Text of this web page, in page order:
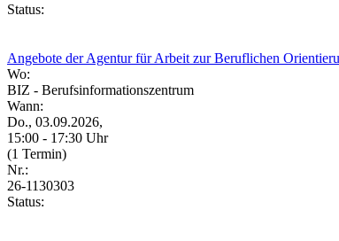
Status:
Angebote der Agentur für Arbeit zur Beruflichen
Wo:
BIZ - Berufsinformationszentrum
Wann:
Do., 03.09.2026,
15:00 - 17:30 Uhr
(1 Termin)
Nr.:
26-1130303
Status: